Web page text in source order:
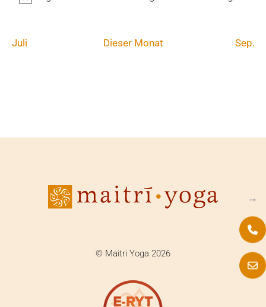
Hinweis
Juli Dieser Monat Sep.
© Maitri Yoga 2026
→